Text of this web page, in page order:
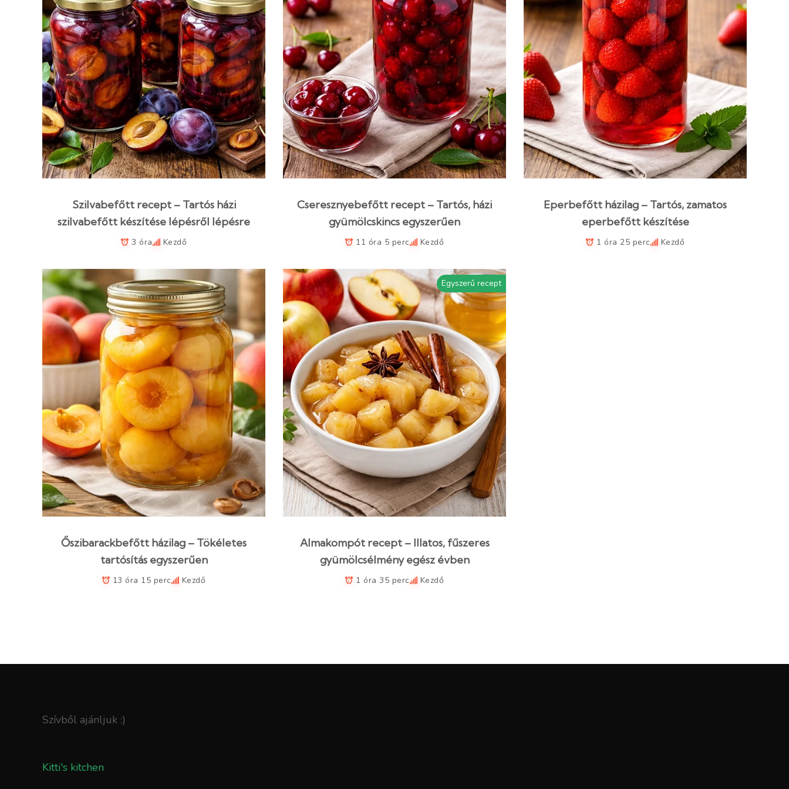
Szilvabefőtt recept – Tartós házi
szilvabefőtt készítése lépésről lépésre
3 óra Kezdő
Cseresznyebefőtt recept – Tartós, házi
gyümölcskincs egyszerűen
11 óra 5 perc Kezdő
Eperbefőtt házilag – Tartós, zamatos
eperbefőtt készítése
1 óra 25 perc Kezdő
Őszibarackbefőtt házilag – Tökéletes
tartósítás egyszerűen
13 óra 15 perc Kezdő
Egyszerű recept
Almakompót recept – Illatos, fűszeres
gyümölcsélmény egész évben
1 óra 35 perc Kezdő
Szívből ajánljuk :)
Kitti's kitchen